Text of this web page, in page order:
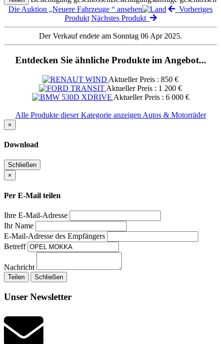
Die Auktion „Neuere Fahrzeuge “ ansehen
Vorheriges
Produkt Nächstes Produkt
Der Verkauf endete am Sonntag 06 Apr 2025.
Entdecken Sie ähnliche Produkte im Angebot...
Aktueller Preis : 850 €
Aktueller Preis : 1 200 €
Aktueller Preis : 6 000 €
Alle Produkte dieser Kategorie anzeigen Autos & Motorräder
×
Download
Schließen
×
Per E-Mail teilen
Ihre E-Mail-Adresse
Ihr Name
E-Mail-Adresse des Empfängers
Betreff
Nachricht
Teilen Schließen
Unser Newsletter